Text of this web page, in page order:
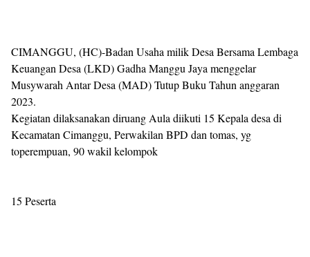
CIMANGGU, (HC)-Badan Usaha milik Desa Bersama Lembaga
Keuangan Desa (LKD) Gadha Manggu Jaya menggelar
Musywarah Antar Desa (MAD) Tutup Buku Tahun anggaran
2023.
Kegiatan dilaksanakan diruang Aula diikuti 15 Kepala desa di
Kecamatan Cimanggu, Perwakilan BPD dan tomas, yg
toperempuan, 90 wakil kelompok
15 Peserta